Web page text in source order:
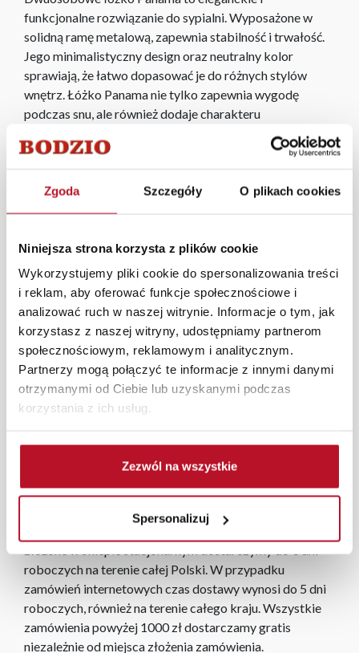
Zgoda Szczegóły O plikach cookies
Niniejsza strona korzysta z plików cookie
Wykorzystujemy pliki cookie do spersonalizowania treści
i reklam, aby oferować funkcje społecznościowe i
analizować ruch w naszej witrynie. Informacje o tym, jak
korzystasz z naszej witryny, udostępniamy partnerom
społecznościowym, reklamowym i analitycznym.
Partnerzy mogą połączyć te informacje z innymi danymi
otrzymanymi od Ciebie lub uzyskanymi podczas
korzystania z ich usług.
Zezwól na wszystkie
Spersonalizuj
funkcjonalne rozwiązanie do sypialni. Wyposażone w
solidną ramę metalową, zapewnia stabilność i trwałość.
Jego minimalistyczny design oraz neutralny kolor
sprawiają, że łatwo dopasować je do różnych stylów
wnętrz. Łóżko Panama nie tylko zapewnia wygodę
podczas snu, ale również dodaje charakteru
pomieszczeniu, tworząc harmonijną atmosferę relaksu i
odpoczynku.
dokupić osobno.
soma ciemny to elegancka i funkcjonalna linia, idealna do
nowoczesnych wnętrz. Charakteryzuje się ciemnym
odcieniem drewna, który dodaje wnętrzom ciepła i
przytulności. Meble z tej kolekcji cechują się prostymi,
ale stylowymi liniami, co sprawia, że są uniwersalne i
łatwo komponują się z różnymi dekoracjami. Solidne
wykonanie z wysokiej jakości materiałów zapewnia
trwałość i odporność na codzienne użytkowanie.
Kolekcja Panama to doskonały wybór dla tych, którzy
aranżacji mebli, a nasi pracownicy z wykorzystaniem
programu Planer 3D bezpłatnie zaprojektują i
przygotują kompleksową wizualizację Państwa
roboczych na terenie całej Polski. W przypadku
zamówień internetowych czas dostawy wynosi do 5 dni
roboczych, również na terenie całego kraju. Wszystkie
zamówienia powyżej 1000 zł dostarczamy gratis
niezależnie od miejsca złożenia zamówienia.